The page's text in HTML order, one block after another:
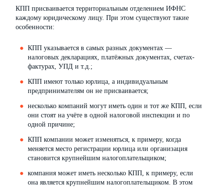
КПП присваивается территориальным отделением ИФНС
каждому юридическому лицу. При этом существуют такие
особенности:
КПП указывается в самых разных документах —
налоговых декларациях, платёжных документах, счетах-
фактурах, УПД и т.д.;
КПП имеют только юрлица, а индивидуальным
предпринимателям он не присваивается;
несколько компаний могут иметь один и тот же КПП, если
они стоят на учёте в одной налоговой инспекции и по
одной причине;
КПП компании может изменяться, к примеру, когда
меняется место регистрации юрлица или организация
становится крупнейшим налогоплательщиком;
компания может иметь несколько КПП, к примеру, если
она является крупнейшим налогоплательщиком. В этом